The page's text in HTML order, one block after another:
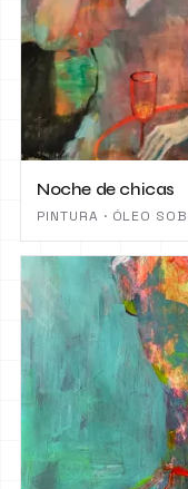
Noche de chicas
PINTURA · ÓLEO